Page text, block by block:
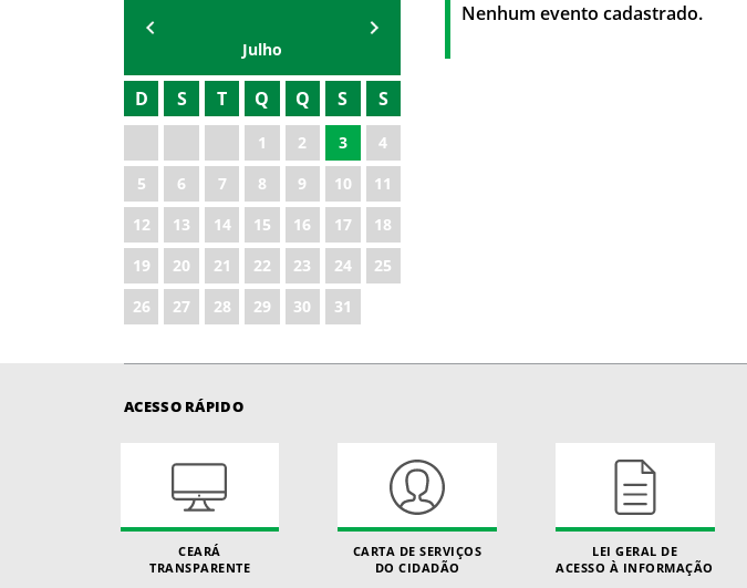
2019
2020
2021
2022
2023
2024
2025
Julho
D S T Q Q S S
1 2 3
4
5
6 7 8 9 10
11
12
13 14 15 16 17
18
19
20 21 22 23 24
25
26
27 28 29 30 31
Nenhum evento cadastrado.
ACESSO RÁPIDO
CEARÁ
TRANSPARENTE
CARTA DE SERVIÇOS
DO CIDADÃO
LEI GERAL DE
ACESSO À INFORMAÇÃO